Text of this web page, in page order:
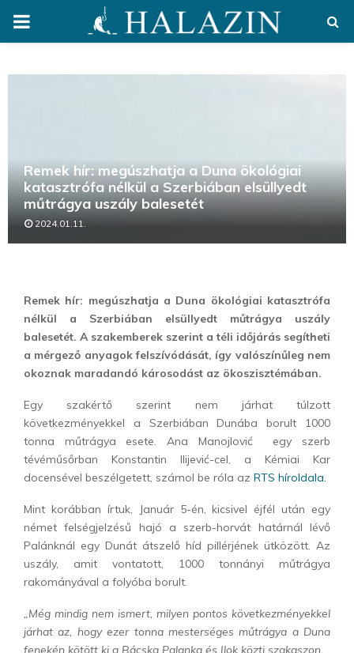
PRIMARY
Remek hír: megúszhatja a Duna ökológiai
katasztrófa nélkül a Szerbiában elsüllyedt
műtrágya uszály balesetét
2024.01.11.
Remek hír: megúszhatja a Duna ökológiai katasztrófa
nélkül a Szerbiában elsüllyedt műtrágya uszály
balesetét. A szakemberek szerint a téli időjárás segítheti
a mérgező anyagok felszívódását, így valószínűleg nem
okoznak maradandó károsodást az ökoszisztémában.
Egy szakértő szerint nem járhat túlzott
következményekkel a Szerbiában Dunába borult 1000
tonna műtrágya esete. Ana Manojlović egy szerb
tévéműsőrban Konstantin Ilijević-cel, a Kémiai Kar
docensével beszélgetett, számol be róla az RTS híroldala.
Mint korábban írtuk, Január 5-én, kicsivel éjfél után egy
német felségjelzésű hajó a szerb-horvát határnál lévő
Palánknál egy Dunát átszelő híd pillérjének ütközött. Az
uszály, amit vontatott, 1000 tonnányi műtrágya
rakományával a folyóba borult.
„Még mindig nem ismert, milyen pontos következményekkel
járhat az, hogy ezer tonna mesterséges műtrágya a Duna
fenekén kötött ki a Bácska Palanka és Ilok közti szakaszon.